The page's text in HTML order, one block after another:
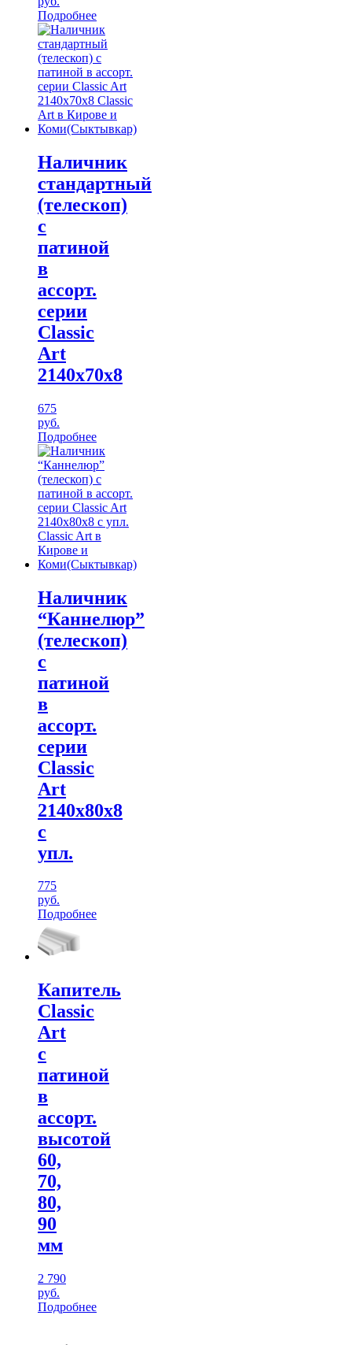
Подробнее
Наличник
стандартный
(телескоп)
с
патиной
в
ассорт.
серии
Classic
Art
2140х70х8
675
руб.
Подробнее
Наличник
“Каннелюр”
(телескоп)
с
патиной
в
ассорт.
серии
Classic
Art
2140х80х8
с
упл.
775
руб.
Подробнее
Капитель
Classic
Art
с
патиной
в
ассорт.
высотой
60,
70,
80,
90
мм
2 790
руб.
Подробнее